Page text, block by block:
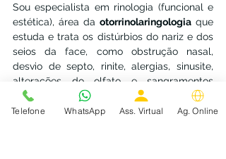
Sou especialista em rinologia (funcional e
estética), área da otorrinolaringologia que
estuda e trata os distúrbios do nariz e dos
seios da face, como obstrução nasal,
desvio de septo, rinite, alergias, sinusite,
alterações do olfato e sangramentos
nasais.
Telefone WhatsApp Ass. Virtual Ag. Online